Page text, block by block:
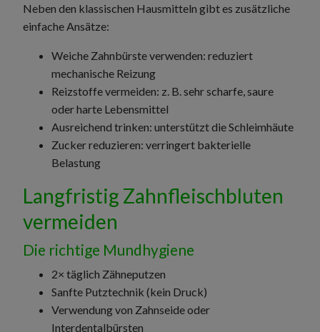
Neben den klassischen Hausmitteln gibt es zusätzliche
einfache Ansätze:
Weiche Zahnbürste verwenden: reduziert
mechanische Reizung
Reizstoffe vermeiden: z. B. sehr scharfe, saure
oder harte Lebensmittel
Ausreichend trinken: unterstützt die Schleimhäute
Zucker reduzieren: verringert bakterielle
Belastung
Langfristig Zahnfleischbluten
vermeiden
Die richtige Mundhygiene
2× täglich Zähneputzen
Sanfte Putztechnik (kein Druck)
Verwendung von Zahnseide oder
Interdentalbürsten